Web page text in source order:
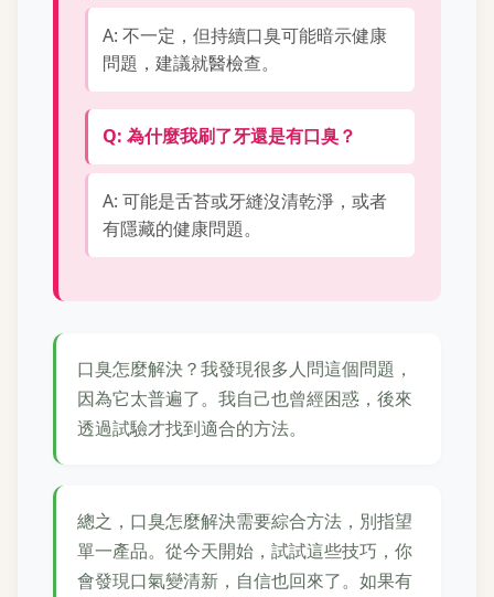
A: 不一定，但持續口臭可能暗示健康
問題，建議就醫檢查。
Q: 為什麼我刷了牙還是有口臭？
A: 可能是舌苔或牙縫沒清乾淨，或者
有隱藏的健康問題。
口臭怎麼解決？我發現很多人問這個問題，
因為它太普遍了。我自己也曾經困惑，後來
透過試驗才找到適合的方法。
總之，口臭怎麼解決需要綜合方法，別指望
單一產品。從今天開始，試試這些技巧，你
會發現口氣變清新，自信也回來了。如果有